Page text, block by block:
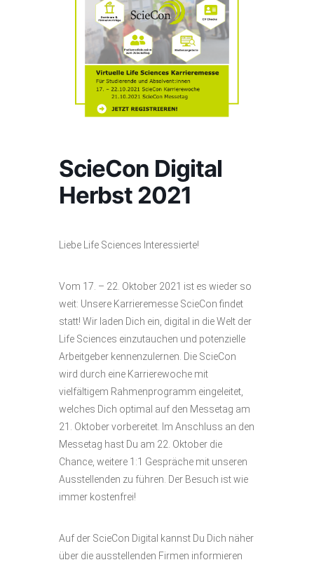
ScieCon Digital
Herbst 2021
Liebe Life Sciences Interessierte!
Vom 17. – 22. Oktober 2021 ist es wieder so
weit: Unsere Karrieremesse ScieCon findet
statt! Wir laden Dich ein, digital in die Welt der
Life Sciences einzutauchen und potenzielle
Arbeitgeber kennenzulernen. Die ScieCon
wird durch eine Karrierewoche mit
vielfältigem Rahmenprogramm eingeleitet,
welches Dich optimal auf den Messetag am
21. Oktober vorbereitet. Im Anschluss an den
Messetag hast Du am 22. Oktober die
Chance, weitere 1:1 Gespräche mit unseren
Ausstellenden zu führen. Der Besuch ist wie
immer kostenfrei!
Auf der ScieCon Digital kannst Du Dich näher
über die ausstellenden Firmen informieren